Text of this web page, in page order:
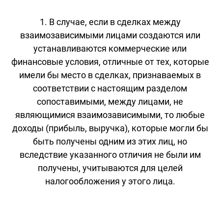
1. В случае, если в сделках между
взаимозависимыми лицами создаются или
устанавливаются коммерческие или
финансовые условия, отличные от тех, которые
имели бы место в сделках, признаваемых в
соответствии с настоящим разделом
сопоставимыми, между лицами, не
являющимися взаимозависимыми, то любые
доходы (прибыль, выручка), которые могли бы
быть получены одним из этих лиц, но
вследствие указанного отличия не были им
получены, учитываются для целей
налогообложения у этого лица.